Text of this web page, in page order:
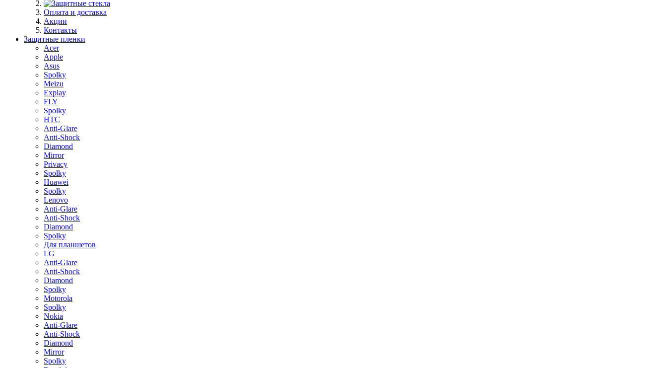
Оплата и доставка
Акции
Контакты
Защитные пленки
Acer
Apple
Asus
Spolky
Meizu
Explay
FLY
Spolky
HTC
Anti-Glare
Anti-Shock
Diamond
Mirror
Privacy
Spolky
Huawei
Spolky
Lenovo
Anti-Glare
Anti-Shock
Diamond
Spolky
Для планшетов
LG
Anti-Glare
Anti-Shock
Diamond
Spolky
Motorola
Spolky
Nokia
Anti-Glare
Anti-Shock
Diamond
Mirror
Spolky